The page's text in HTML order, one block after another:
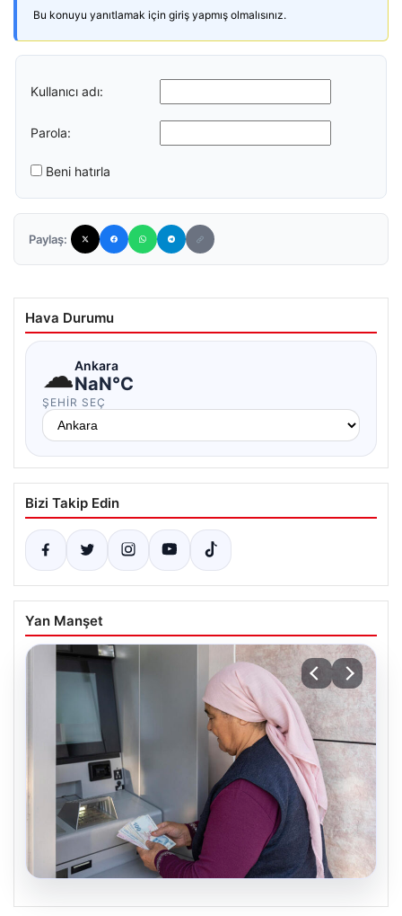
Bu konuyu yanıtlamak için giriş yapmış olmalısınız.
Kullanıcı adı:
Parola:
Beni hatırla
Paylaş:
Hava Durumu
☁Ankara
NaN°C
ŞEHIR SEÇ
Bizi Takip Edin
Yan Manşet